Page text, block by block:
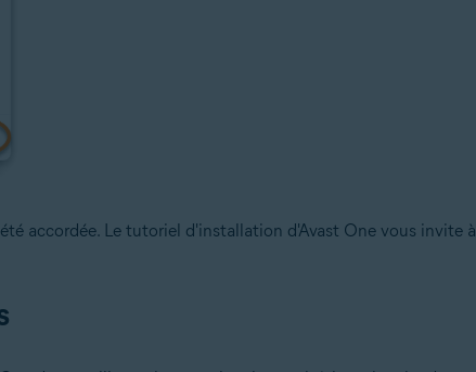
accordée. Le tutoriel d'installation d'Avast One vous invite à